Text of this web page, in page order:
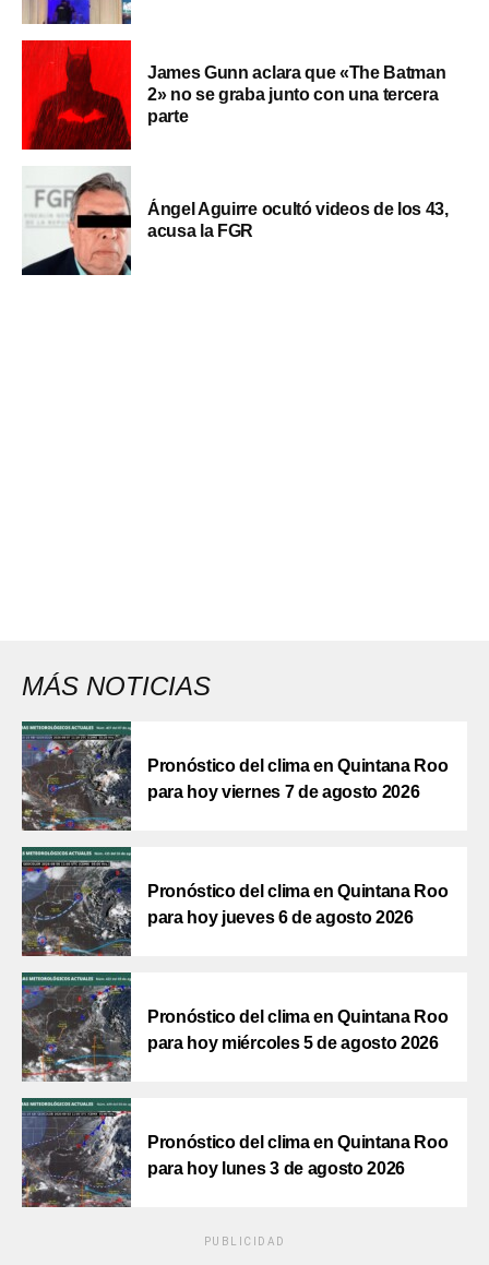
James Gunn aclara que «The Batman
2» no se graba junto con una tercera
parte
Ángel Aguirre ocultó videos de los 43,
acusa la FGR
MÁS NOTICIAS
Pronóstico del clima en Quintana Roo
para hoy viernes 7 de agosto 2026
Pronóstico del clima en Quintana Roo
para hoy jueves 6 de agosto 2026
Pronóstico del clima en Quintana Roo
para hoy miércoles 5 de agosto 2026
Pronóstico del clima en Quintana Roo
para hoy lunes 3 de agosto 2026
PUBLICIDAD